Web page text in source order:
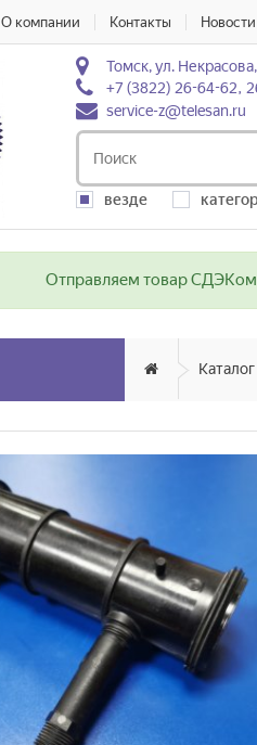
О компании Контакты Новости
Томск, ул.
+7 (3822) 26-64-62,
service-z@telesan.ru
везде
Отправляем товар
Каталог